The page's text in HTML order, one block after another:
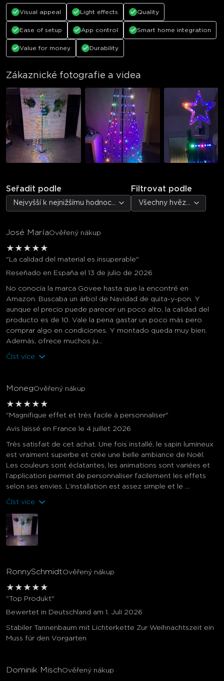
Visual appeal Light effects Quality
Ease of setup App control Smart home integration
Value for money Durability
Zákaznické fotografie a videa
Seřadit podle
Nejvyšší k nejnižšímu hodnocení
Filtrovat podle
Všechny hvězdičky
José MaríaOvěřený nákup
★ ★ ★ ★ ★
"La calidad del material es insuperable"
Reseñado en España el 13 de julio de 2026
No conocía la marca Govee hasta que la encontré en
Amazon. Buscaba un árbol de Navidad de quita-y-pon. Y
aunque el precio puede parecer un poco alto, la calidad del
producto es de 10. Vale la pena gastar un poco más pero
comprar algo en condiciones. Y montado queda muy bien.
Además, ofrece muchos ju...
Číst více
MonegOvěřený nákup
★ ★ ★ ★ ★
"Magnifique effet et très facile à personnaliser"
Avis laissé en France le 4 juillet 2026
Très satisfait de cet achat. Une fois installé, le sapin lumineux
est vraiment superbe et crée une belle ambiance de Noël.
Les couleurs sont éclatantes, les animations sont variées et
l’application permet de personnaliser facilement les effets
selon ses envies. L’installation est assez simple et le ...
Číst více
RonnySchmidtOvěřený nákup
★ ★ ★ ★ ★
"Top Produkt"
Bewertet in Deutschland am 1. Juli 2026
Stabiler Tannenbaum mit Lichterkette Zur Weihnachtszeit ein
Muss für den Vorgarten
Dominik MischOvěřený nákup